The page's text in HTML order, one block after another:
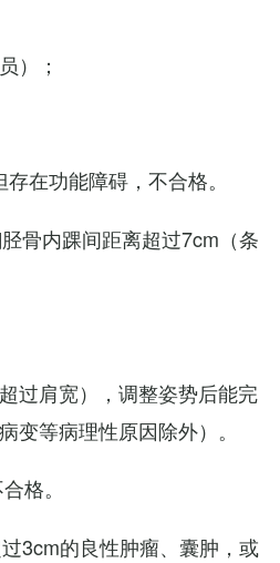
）；
在功能障碍，不合格。
骨内踝间距离超过7cm（条
过肩宽），调整姿势后能完
等病理性原因除外）。
格。
3cm的良性肿瘤、囊肿，或